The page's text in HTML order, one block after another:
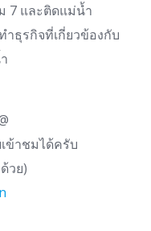
7 และติดแม่น้ำ
ำธุรกิจที่เกี่ยวข้องกับ
ข้าชมได้ครับ
วย)